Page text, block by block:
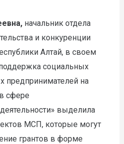
начальник отдела
и конкуренции
Алтай, в своем
социальных
предпринимателей на
сфере
выделила
МСП, которые могут
грантов в форме